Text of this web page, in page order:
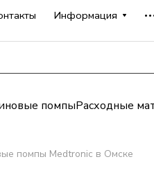
Информация
помпыРасходные
помпы Medtronic в Омске